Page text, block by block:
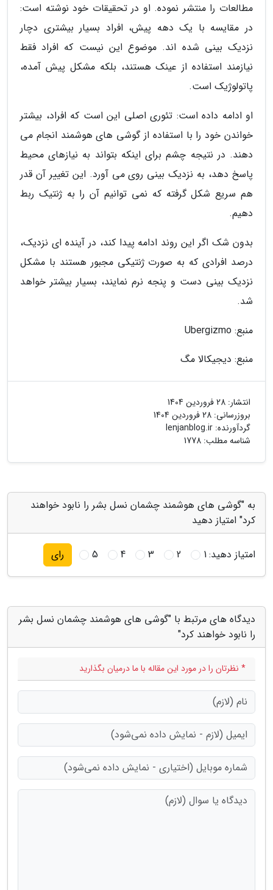
مطالعات را منتشر نموده. او در تحقیقات خود نوشته است:
در مقایسه با یک دهه پیش، افراد بسیار بیشتری دچار
نزدیک بینی شده اند. موضوع این نیست که افراد فقط
نیازمند استفاده از عینک هستند، بلکه مشکل پیش آمده،
پاتولوژیک است.
او ادامه داده است: تئوری اصلی این است که افراد، بیشتر
خواندن خود را با استفاده از گوشی های هوشمند انجام می
دهند. در نتیجه چشم برای اینکه بتواند به نیازهای محیط
پاسخ دهد، به نزدیک بینی روی می آورد. این تغییر آن قدر
هم سریع شکل گرفته که نمی توانیم آن را به ژنتیک ربط
دهیم.
بدون شک اگر این روند ادامه پیدا کند، در آینده ای نزدیک،
درصد افرادی که به صورت ژنتیکی مجبور هستند با مشکل
نزدیک بینی دست و پنجه نرم نمایند، بسیار بیشتر خواهد
شد.
منبع: Ubergizmo
منبع: دیجیکالا مگ
انتشار: 28 فروردین 1404
بروزرسانی: 28 فروردین 1404
گردآورنده: lenjanblog.ir
شناسه مطلب: 1778
به "گوشی های هوشمند چشمان نسل بشر را نابود خواهند
کرد" امتیاز دهید
امتیاز دهید:1
2
3
4
5 رای
دیدگاه های مرتبط با "گوشی های هوشمند چشمان نسل بشر
را نابود خواهند کرد"
* نظرتان را در مورد این مقاله با ما درمیان بگذارید